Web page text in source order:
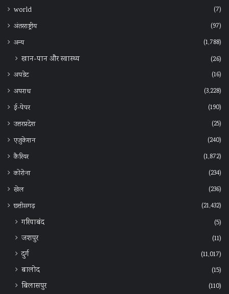
world
(7)
अंतरराष्ट्रीय
(97)
अन्‍य
(1,788)
खान-पान और स्वास्थ्य (26)
अपडेट
(16)
अपराध
(3,228)
ई-पेपर
(190)
उत्तरप्रदेश
(25)
एजुकेशन
(240)
कैरियर
(1,872)
कोरोना
(234)
खेल
(236)
छत्तीसगढ़
(21,432)
गरियाबंद
(5)
जशपुर
(11)
दुर्ग
(11,017)
बालोद
(15)
बिलासपुर
(110)